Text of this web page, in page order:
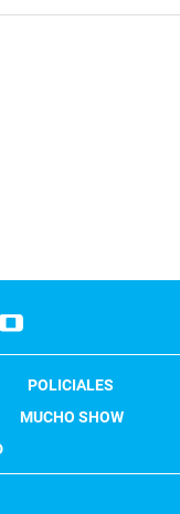
POLICIALES
MUCHO SHOW